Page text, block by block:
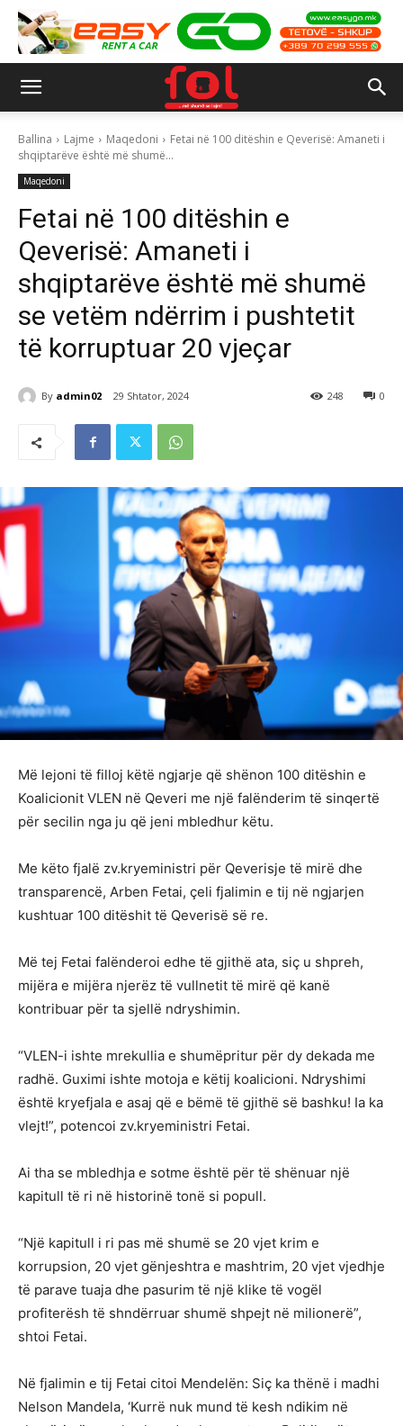
Ballina Lajme Maqedoni
Fetai në 100 ditëshin e Qeverisë: Amaneti i
shqiptarëve është më shumë...
Maqedoni
Fetai në 100 ditëshin e
Qeverisë: Amaneti i
shqiptarëve është më shumë
se vetëm ndërrim i pushtetit
të korruptuar 20 vjeçar
By admin02 29 Shtator, 2024 0
248
Më lejoni të filloj këtë ngjarje që shënon 100 ditëshin e
Koalicionit VLEN në Qeveri me një falënderim të sinqertë
për secilin nga ju që jeni mbledhur këtu.
Me këto fjalë zv.kryeministri për Qeverisje të mirë dhe
transparencë, Arben Fetai, çeli fjalimin e tij në ngjarjen
kushtuar 100 ditëshit të Qeverisë së re.
Më tej Fetai falënderoi edhe të gjithë ata, siç u shpreh,
mijëra e mijëra njerëz të vullnetit të mirë që kanë
kontribuar për ta sjellë ndryshimin.
“VLEN-i ishte mrekullia e shumëpritur për dy dekada me
radhë. Guximi ishte motoja e këtij koalicioni. Ndryshimi
është kryefjala e asaj që e bëmë të gjithë së bashku! Ia ka
vlejt!”, potencoi zv.kryeministri Fetai.
Ai tha se mbledhja e sotme është për të shënuar një
kapitull të ri në historinë tonë si popull.
“Një kapitull i ri pas më shumë se 20 vjet krim e
korrupsion, 20 vjet gënjeshtra e mashtrim, 20 vjet vjedhje
të parave tuaja dhe pasurim të një klike të vogël
profiterësh të shndërruar shumë shpejt në milionerë”,
shtoi Fetai.
Në fjalimin e tij Fetai citoi Mendelën: Siç ka thënë i madhi
Nelson Mandela, ‘Kurrë nuk mund të kesh ndikim në